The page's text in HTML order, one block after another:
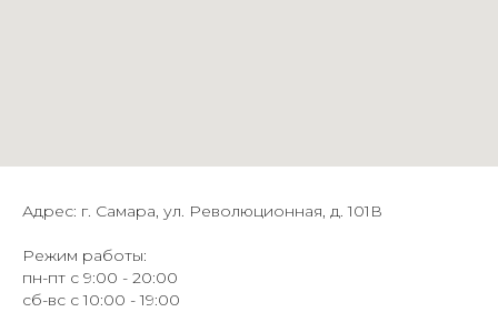
Адрес: г. Самара, ул. Революционная, д. 101В
Режим работы:
пн-пт с 9:00 - 20:00
сб-вс с 10:00 - 19:00